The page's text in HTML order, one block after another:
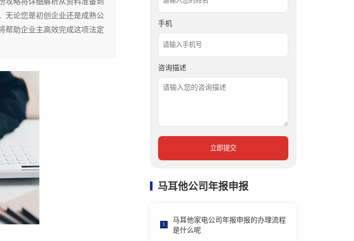
无论您是初创企业还是成熟公
帮助企业主高效完成这项法定
手机
咨询描述
立即提交
马耳他公司年报申报
1
马耳他家电公司年报申报的办理流程
是什么呢